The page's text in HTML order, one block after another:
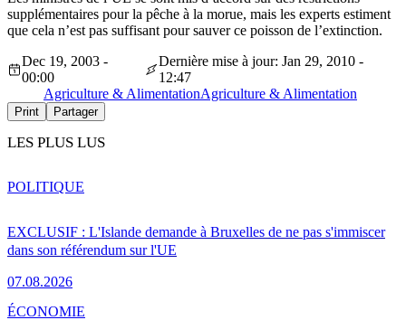
supplémentaires pour la pêche à la morue, mais les experts estiment
que cela n’est pas suffisant pour sauver ce poisson de l’extinction.
Dec 19, 2003 -
00:00
Dernière mise à jour: Jan 29, 2010 -
12:47
Agriculture & AlimentationAgriculture & Alimentation
Print Partager
LES PLUS LUS
EXCLUSIF : L'Islande demande à Bruxelles de ne pas s'immiscer
dans son référendum sur l'UE
07.08.2026
POLITIQUE
ÉCONOMIE